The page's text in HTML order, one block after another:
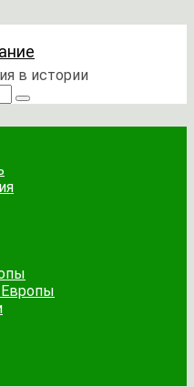
в истории